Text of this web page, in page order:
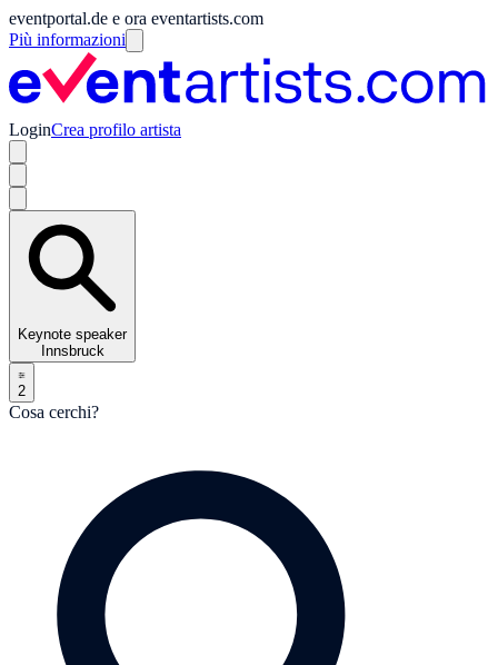
eventportal.de e ora eventartists.com
Più informazioni
LoginCrea profilo artista
Keynote speaker
Innsbruck
2
Cosa cerchi?